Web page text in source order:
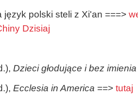
język polski steli z Xi'an ===>
Dzisiaj
Dzieci głodujące i bez imienia
Ecclesia in America ==> tutaj